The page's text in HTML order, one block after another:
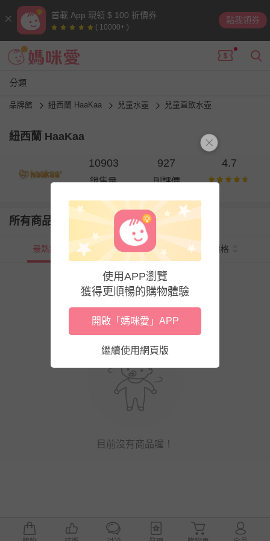
首載 App 現領 $ 100 折價券
( 10000+ )
點我領券
分類
品牌館 紐西蘭 HaaKaa 兒童水壺 兒童直飲水壺
紐西蘭 HaaKaa
10903
銷售量
927
則評價
4.7
所有商品
最熱銷 新上市 價格
目前沒有商品喔！
使用APP瀏覽
獲得更順暢的購物體驗
開啟「媽咪愛」APP
繼續使用網頁版